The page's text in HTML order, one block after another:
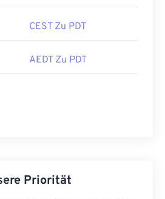
CEST Zu PDT
AEDT Zu PDT
Priorität